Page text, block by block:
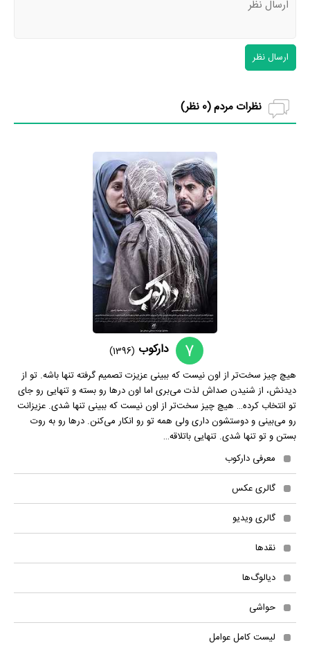
ارسال نظر
نظرات مردم (0 نظر)
7 دارکوب (1396)
هیچ چیز سخت‌تر از اون نیست که ببینی عزیزت تصمیم گرفته تنها باشه. تو از
دیدنش، از شنیدن صداش لذت می‌بری اما اون درها رو بسته و تنهایی رو جای
تو انتخاب کرده… هیچ چیز سخت‌تر از اون نیست که ببینی تنها شدی. عزیزانت
رو می‌بینی و دوستشون داری ولی همه تو رو انکار می‌کنن. درها رو به روت
بستن و تو تنها شدی. تنهایی باتلاقه…
معرفی دارکوب
گالری عکس
گالری ویدیو
نقدها
دیالوگ‌ها
حواشی
لیست کامل عوامل